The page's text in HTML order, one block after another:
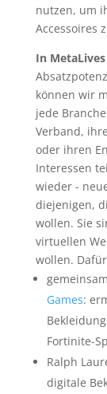
nutzen, um
Accessoires
In MetaLives
können wir
jede
Verband,
oder ihren
Interessen
wieder -
diejenigen,
wollen. Sie
virtuellen
wollen.
Games:
Fortinite-
Ralph
digitale